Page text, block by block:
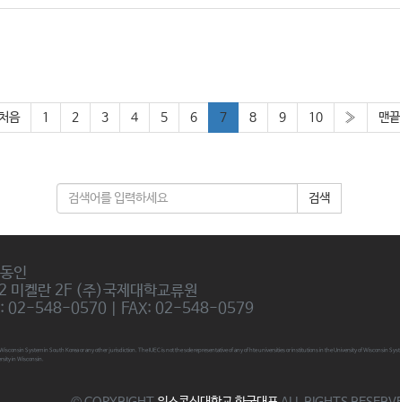
음 1 2 3 4 5 6 7 8 9 10 » 맨끝
검색
인
미켈란 2F (주)국제대학교류원
02-548-0570 | FAX: 02-548-0579
System in South Korea or any other jurisdiction. The IUEC is not the sole representative of any of hte universities or institutions in the University of
in Wisconsin.